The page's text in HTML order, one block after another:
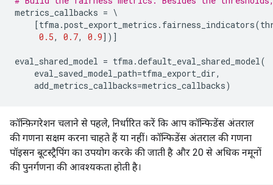
metrics_callbacks = \
[tfma.post_export_metrics . fairness_indicators(
0.5, 0.7, 0.9])]
eval_shared_model = tfma.default_eval_shared_model(
eval_saved_model_path=tfma_export_dir,
add_metrics_callbacks=metrics_callbacks)
कॉन्फ़िगरेशन चलाने से पहले, निर्धारित करें कि आप कॉन्फिडेंस अंतराल
की गणना सक्षम करना चाहते हैं या नहीं। कॉन्फिडेंस अंतराल की गणना
पॉइसन बूटस्ट्रैपिंग का उपयोग करके की जाती है और 20 से अधिक नमूनों
की पुनर्गणना की आवश्यकता होती है।